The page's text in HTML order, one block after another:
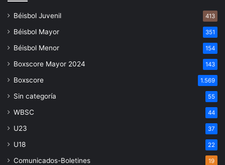
Béisbol Juvenil 413
Béisbol Mayor 351
Béisbol Menor 154
Boxscore Mayor 2024 143
Boxscore 1.569
Sin categoría 55
WBSC 44
U23 37
U18 22
Comunicados-Boletines 19